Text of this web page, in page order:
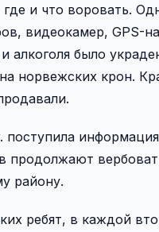
где и что воровать.
видеокамер, GPS-
алкоголя было
норвежских крон.
поступила
продолжают
району.
ребят, в каждой